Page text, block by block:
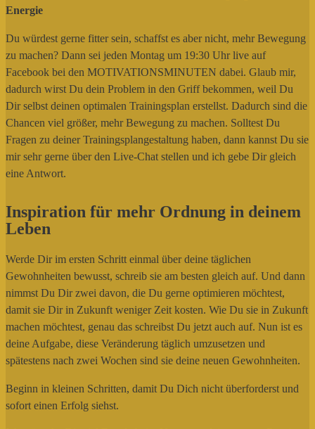
Energie
Du würdest gerne fitter sein, schaffst es aber nicht, mehr Bewegung
zu machen? Dann sei jeden Montag um 19:30 Uhr live auf
Facebook bei den MOTIVATIONSMINUTEN dabei. Glaub mir,
dadurch wirst Du dein Problem in den Griff bekommen, weil Du
Dir selbst deinen optimalen Trainingsplan erstellst. Dadurch sind die
Chancen viel größer, mehr Bewegung zu machen. Solltest Du
Fragen zu deiner Trainingsplangestaltung haben, dann kannst Du sie
mir sehr gerne über den Live-Chat stellen und ich gebe Dir gleich
eine Antwort.
Inspiration für mehr Ordnung in deinem
Leben
Werde Dir im ersten Schritt einmal über deine täglichen
Gewohnheiten bewusst, schreib sie am besten gleich auf. Und dann
nimmst Du Dir zwei davon, die Du gerne optimieren möchtest,
damit sie Dir in Zukunft weniger Zeit kosten. Wie Du sie in Zukunft
machen möchtest, genau das schreibst Du jetzt auch auf. Nun ist es
deine Aufgabe, diese Veränderung täglich umzusetzen und
spätestens nach zwei Wochen sind sie deine neuen Gewohnheiten.
Beginn in kleinen Schritten, damit Du Dich nicht überforderst und
sofort einen Erfolg siehst.